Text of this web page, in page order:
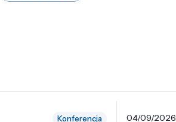
Konferencja 04/09/2026